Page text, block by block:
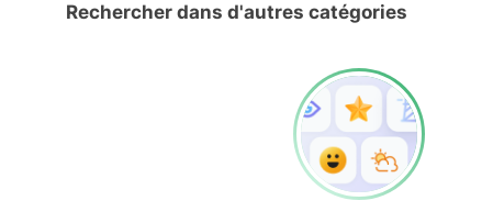
Rechercher dans d'autres catégories